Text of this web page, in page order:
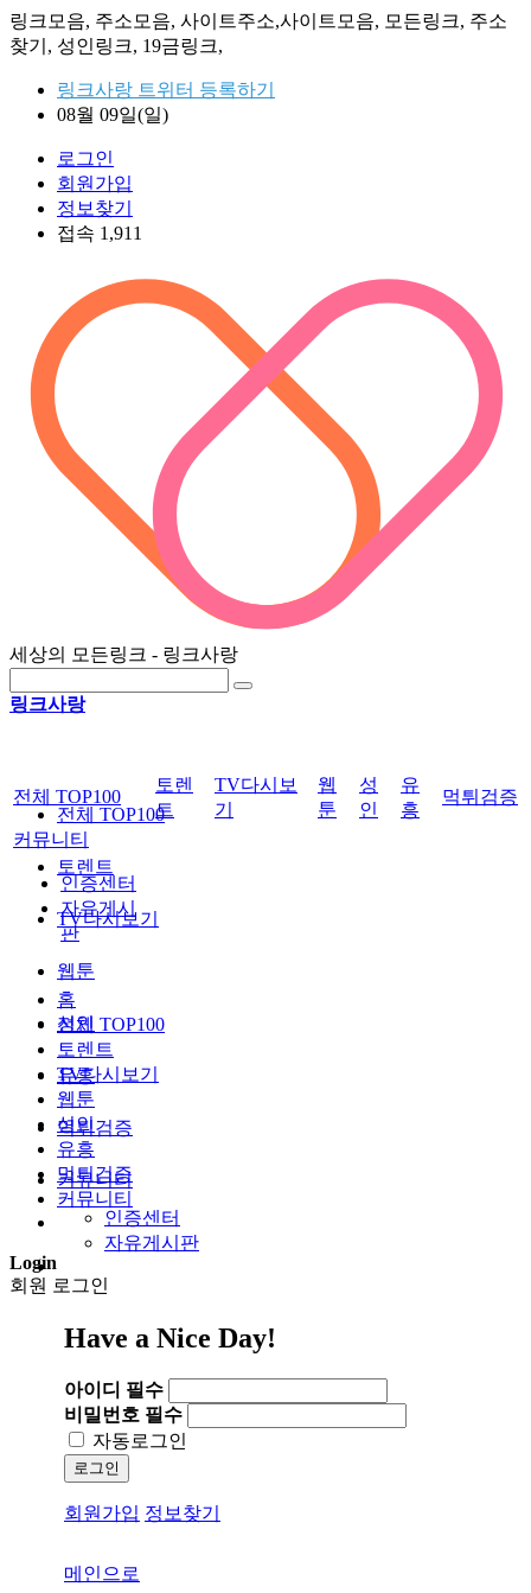
링크모음, 주소모음, 사이트주소,사이트모음, 모든링크, 주소
찾기, 성인링크, 19금링크,
링크사랑 트위터 등록하기
08월 09일(일)
로그인
회원가입
정보찾기
접속 1,911
세상의 모든링크 - 링크사랑
링크사랑
전체 TOP100
토렌트
TV다시보기
웹툰
성인
유흥
먹튀검증
커뮤니티
인증센터
자유게시판
전체 TOP100
토렌
트
TV다시보
기
웹
툰
성
인
유
흥
먹튀검증
커뮤니티
인증센터
자유게시
판
홈
전체 TOP100
토렌트
TV다시보기
웹툰
성인
유흥
먹튀검증
커뮤니티
Login
회원 로그인
Have a Nice Day!
아이디 필수
비밀번호 필수
자동로그인
로그인
회원가입 정보찾기
메인으로